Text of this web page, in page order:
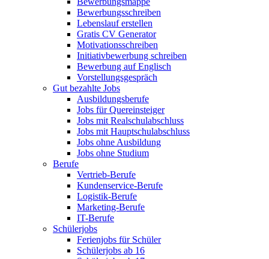
Bewerbungsschreiben
Lebenslauf erstellen
Gratis CV Generator
Motivationsschreiben
Initiativbewerbung schreiben
Bewerbung auf Englisch
Vorstellungsgespräch
Gut bezahlte Jobs
Ausbildungsberufe
Jobs für Quereinsteiger
Jobs mit Realschulabschluss
Jobs mit Hauptschulabschluss
Jobs ohne Ausbildung
Jobs ohne Studium
Berufe
Vertrieb-Berufe
Kundenservice-Berufe
Logistik-Berufe
Marketing-Berufe
IT-Berufe
Schülerjobs
Ferienjobs für Schüler
Schülerjobs ab 16